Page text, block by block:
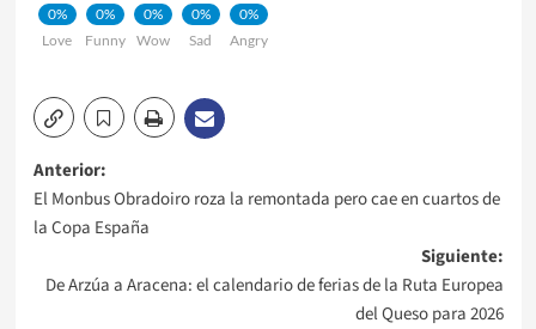
0%
Love
0%
Funny
0%
Wow
0%
Sad
0%
Angry
Navegación
de
entradas
Anterior:
El Monbus Obradoiro roza la remontada pero cae en cuartos de
la Copa España
Siguiente:
De Arzúa a Aracena: el calendario de ferias de la Ruta Europea
del Queso para 2026